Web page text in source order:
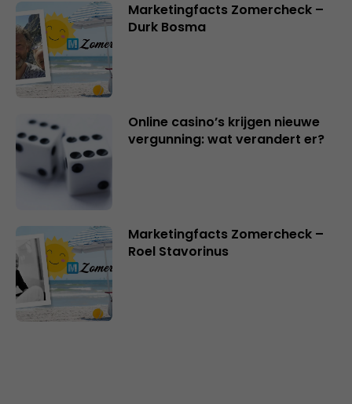
Marketingfacts Zomercheck –
Durk Bosma
Online casino’s krijgen nieuwe
vergunning: wat verandert er?
Marketingfacts Zomercheck –
Roel Stavorinus